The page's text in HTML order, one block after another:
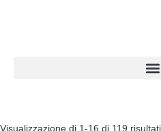
Visualizzazione di 1-16 di 119 risultati